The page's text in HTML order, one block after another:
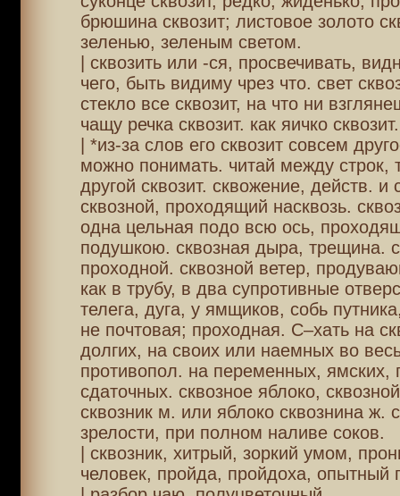
брюшина сквозит; листовое золото
зеленью, зеленым светом.
| сквозить или -ся, просвечивать,
чего, быть видиму чрез что. свет
стекло все сквозит, на что ни
чащу речка сквозит. как яичко сквозит.
| *из-за слов его сквозит совсем
можно понимать. читай между строк,
другой сквозит. сквожение, действ. и
сквозной, проходящий насквозь.
одна цельная подо всю ось,
подушкою. сквозная дыра, трещина.
проходной. сквозной ветер,
как в трубу, в два супротивные
телега, дуга, у ямщиков, собь
не почтовая; проходная. С–хать на
долгих, на своих или наемных во
противопол. на переменных, ямских,
сдаточных. сквозное яблоко,
сквозник м. или яблоко сквознина ж.
зрелости, при полном наливе соков.
| сквозник, хитрый, зоркий умом,
человек, пройда, пройдоха, опытный